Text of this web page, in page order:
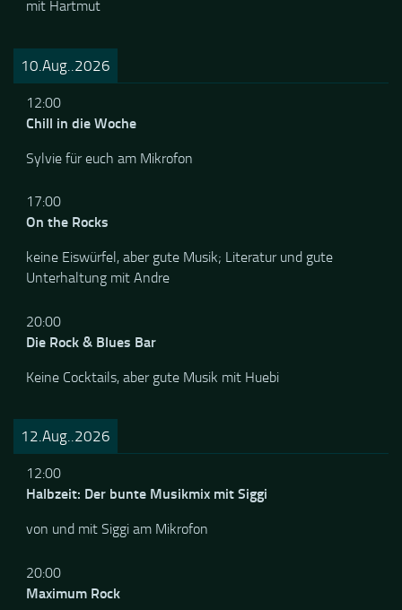
12:00
Chill in die Woche
17:00
On the Rocks
keine Eiswürfel, aber gute Musik; Literatur und gute
20:00
Die Rock & Blues Bar
12:00
Halbzeit: Der bunte Musikmix mit Siggi
20:00